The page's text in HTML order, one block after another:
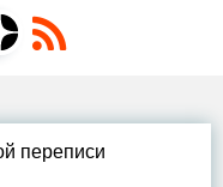
переписи